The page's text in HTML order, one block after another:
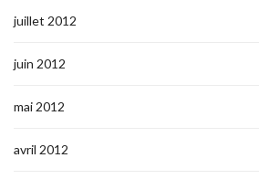
juillet 2012
juin 2012
mai 2012
avril 2012